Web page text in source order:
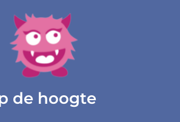
de hoogte